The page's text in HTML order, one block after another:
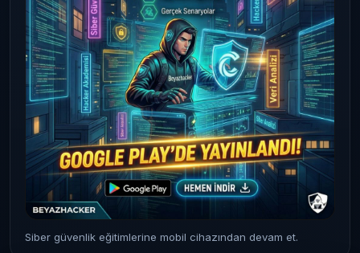
Siber güvenlik eğitimlerine mobil cihazından devam et.